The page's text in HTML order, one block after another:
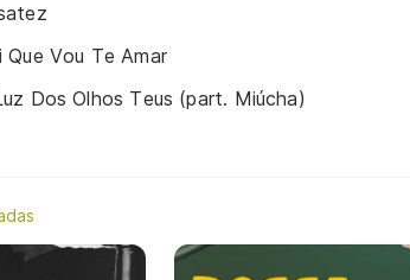
Que Vou Te Amar
Dos Olhos Teus (part. Miúcha)